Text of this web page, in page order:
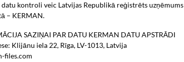
kontroli veic Latvijas Republikā reģistrēts
– KERMAN.
SAZIŅAI PAR DATU KERMAN DATU APSTRĀDI
Klijānu iela 22, Rīga, LV-1013, Latvija
files.com